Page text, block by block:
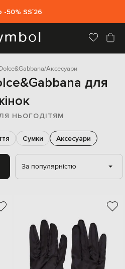
-50% SS`26
Аксесуари
для
НЬОГОДІТЯМ
Сумки Аксесуари
За популярністю